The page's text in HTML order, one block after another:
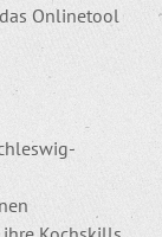
Onlinetool